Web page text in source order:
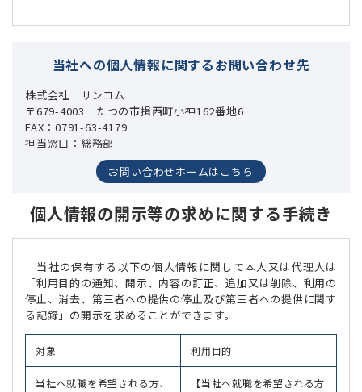
当社への個人情報に関するお問い合わせ先
株式会社 サンコム
〒679-4003 たつの市揖西町小神162番地6
FAX：0791-63-4179
担当窓口：総務部
お問い合わせホームはこちら
個人情報の開示等の求めに関する手続き
当社の保有する以下の個人情報に関して本人又は代理人は
「利用目的の通知、開示、内容の訂正、追加又は削除、利用の
停止、消去、第三者への提供の停止及び第三者への提供に関す
る記録」の開示を求めることができます。
対象 利用目的
当社へ就職を希望される方、
【当社へ就職を希望される方